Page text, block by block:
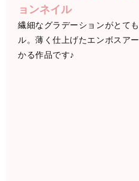
ョンネイル
繊細なグラデーションがとて
ル。薄く仕上げたエンボスア
かる作品です♪